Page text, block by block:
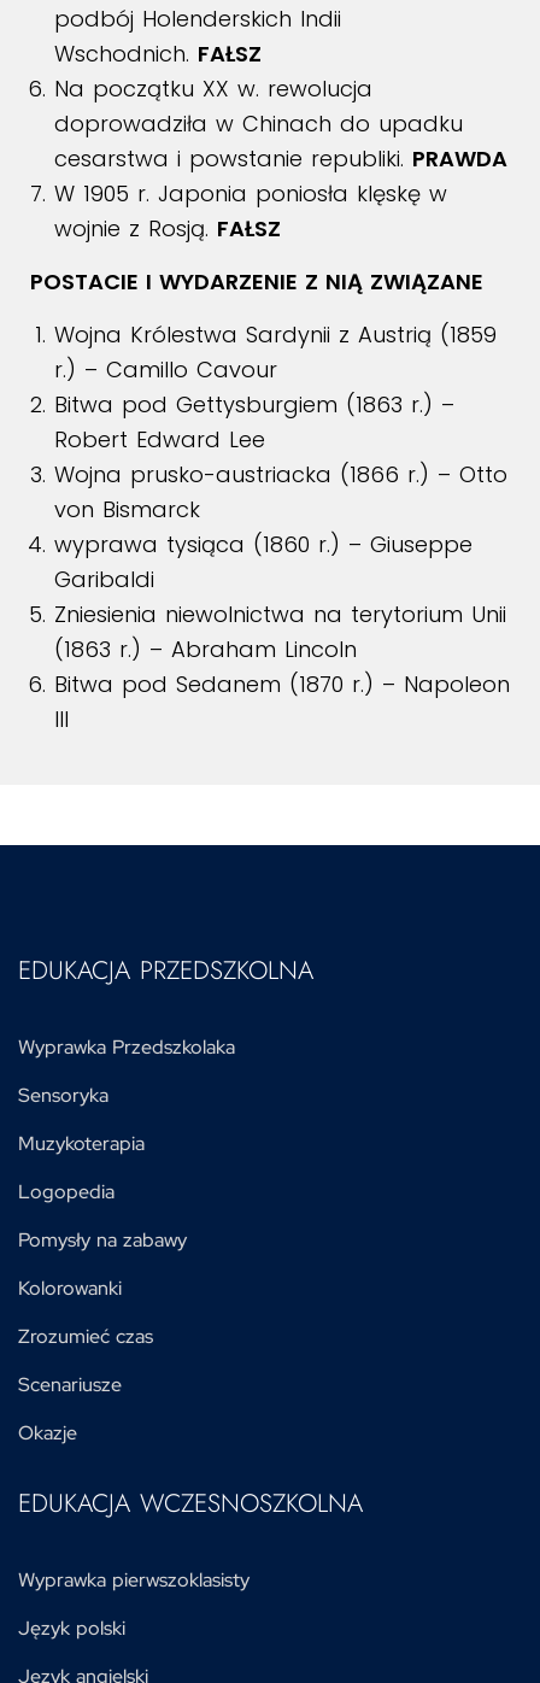
podbój Holenderskich Indii
Wschodnich. FAŁSZ
Na początku XX w. rewolucja
doprowadziła w Chinach do upadku
cesarstwa i powstanie republiki. PRAWDA
W 1905 r. Japonia poniosła klęskę w
wojnie z Rosją. FAŁSZ
POSTACIE I WYDARZENIE Z NIĄ ZWIĄZANE
Wojna Królestwa Sardynii z Austrią (1859
r.) – Camillo Cavour
Bitwa pod Gettysburgiem (1863 r.) –
Robert Edward Lee
Wojna prusko-austriacka (1866 r.) – Otto
von Bismarck
wyprawa tysiąca (1860 r.) – Giuseppe
Garibaldi
Zniesienia niewolnictwa na terytorium Unii
(1863 r.) – Abraham Lincoln
Bitwa pod Sedanem (1870 r.) – Napoleon
III
EDUKACJA PRZEDSZKOLNA
Wyprawka Przedszkolaka
Sensoryka
Muzykoterapia
Logopedia
Pomysły na zabawy
Kolorowanki
Zrozumieć czas
Scenariusze
Okazje
EDUKACJA WCZESNOSZKOLNA
Wyprawka pierwszoklasisty
Język polski
Język angielski